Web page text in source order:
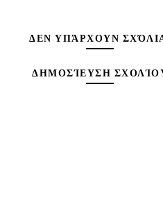
ΔΕΝ ΥΠΆΡΧΟΥΝ
ΔΗΜΟΣΊΕΥΣΗ